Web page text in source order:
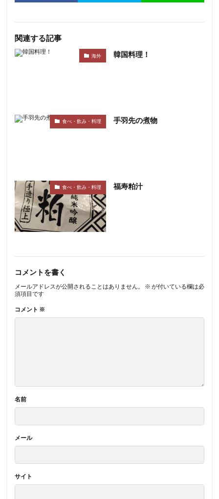
関連する記事
海外 韓国料理！
食べ・飲み・料理 手羽先の煮物
食べ・飲み・料理 福寿粕汁
コメントを書く
メールアドレスが公開されることはありません。 ※ が付いている欄は必
須項目です
コメント ※
名前
メール
サイト